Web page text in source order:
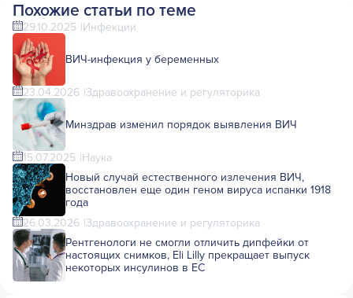
Похожие статьи по теме
29.10.2025 Инфекции
ВИЧ-инфекция у беременных
23.04.2026 Здравоохранение и регуляторика
Минздрав изменил порядок выявления ВИЧ
15.07.2025 Наука
Новый случай естественного излечения ВИЧ,
восстановлен еще один геном вируса испанки 1918
года
26.03.2026 Здравоохранение и регуляторика
Рентгенологи не смогли отличить дипфейки от
настоящих снимков, Eli Lilly прекращает выпуск
некоторых инсулинов в ЕС